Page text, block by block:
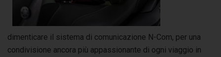
dimenticare il sistema di comunicazione N-Com, per una
condivisione ancora più appassionante di ogni viaggio in